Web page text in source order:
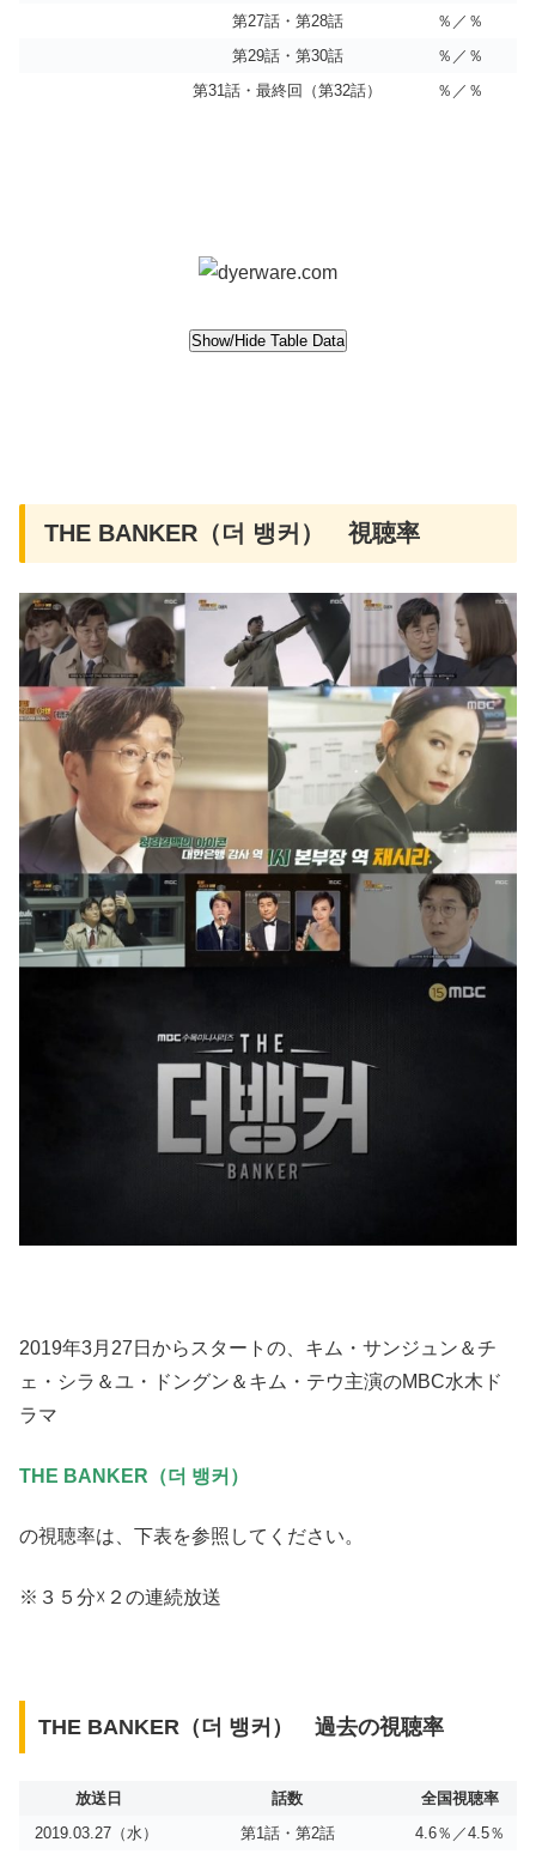
第27話・第28話
％／％
第29話・第30話
％／％
第31話・最終回（第32話）
％／％
THE BANKER（더 뱅커） 視聴率
2019年3月27日からスタートの、キム・サンジュン＆チ
ェ・シラ＆ユ・ドングン＆キム・テウ主演のMBC水木ド
ラマ
THE BANKER（더 뱅커）
の視聴率は、下表を参照してください。
※３５分☓２の連続放送
THE BANKER（더 뱅커） 過去の視聴率
放送日 話数
全国視聴率
2019.03.27（水）
第1話・第2話
4.6％／4.5％